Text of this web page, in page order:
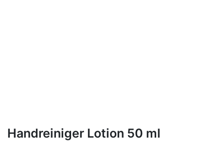
Handreiniger Lotion 50 ml